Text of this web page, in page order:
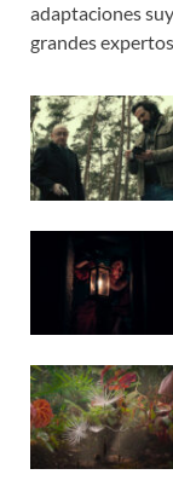
adaptaciones
grandes